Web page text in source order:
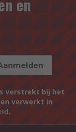
en
verstrekt bij het
verwerkt in
.